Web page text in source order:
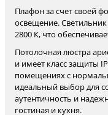
Плафон за счет своей
освещение.
2800 К, что
Потолочная люстра
и имеет класс защиты
помещениях с
идеальный выбор для
аутентичность и
гостиная и кухня.